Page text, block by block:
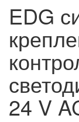
EDG
24 V